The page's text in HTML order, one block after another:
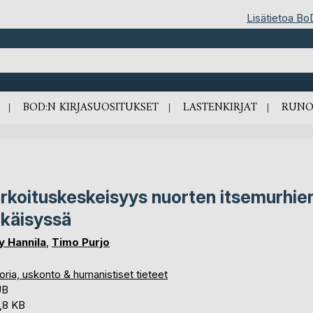
Lisätietoa
BOD:N KIRJASUOSITUKSET LASTENKIRJAT
nuorten
Hannila, Timo Purjo
uskonto & humanistiset tieteet
KB